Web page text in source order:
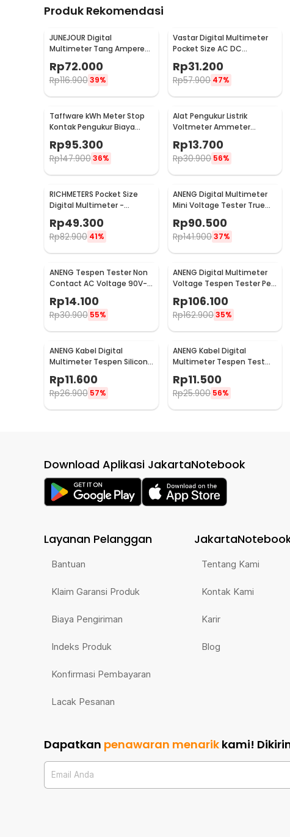
Produk Rekomendasi
JUNEJOUR Digital
Multimeter Tang Ampere
- DT266
Rp72.000
Rp116.900 39%
Vastar Digital Multimeter
Pocket Size AC DC
Multitester Portable -
DT830B
Rp31.200
Rp57.900 47%
Taffware kWh Meter Stop
Kontak Pengukur Biaya
Listrik Rumah - KWE-PM01
Rp95.300
Rp147.900 36%
Alat Pengukur Listrik
Voltmeter Ammeter
Electric DIY LED Display -
GN-0117
Rp13.700
Rp30.900 56%
RICHMETERS Pocket Size
Digital Multimeter -
Rp49.300
Rp82.900 41%
ANENG Digital Multimeter
Mini Voltage Tester True
Rp90.500
Rp141.90037%
ANENG Tespen Tester Non
Contact AC Voltage 90V-
Rp14.100
Rp30.900 55%
ANENG Digital Multimeter
Voltage Tespen Tester Pen
- A3003
Rp106.100
Rp162.90035%
ANENG Kabel Digital
Multimeter Tespen Silicon
Rubber Wire 10A 1000V -
PT1004
Rp11.600
Rp26.900 57%
ANENG Kabel Digital
Multimeter Tespen Test
PT1002
Rp11.500
Rp25.900 56%
Download Aplikasi JakartaNotebook
Layanan Pelanggan
Bantuan
Klaim Garansi Produk
Biaya Pengiriman
Indeks Produk
Konfirmasi Pembayaran
Lacak Pesanan
Tentang Kami
Kontak Kami
Karir
Blog
Dapatkan penawaran menarik kami!
Email Anda